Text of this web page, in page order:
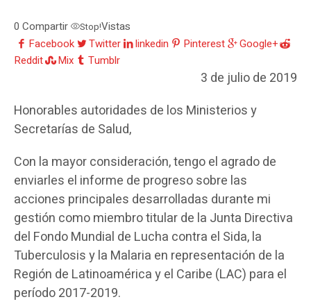
0 Compartir Stop!Vistas
Facebook
Twitter linkedin Pinterest
Google+
Reddit
Mix Tumblr
3 de julio de 2019
Honorables autoridades de los Ministerios y
Secretarías de Salud,
Con la mayor consideración, tengo el agrado de
enviarles el informe de progreso sobre las
acciones principales desarrolladas durante mi
gestión como miembro titular de la Junta Directiva
del Fondo Mundial de Lucha contra el Sida, la
Tuberculosis y la Malaria en representación de la
Región de Latinoamérica y el Caribe (LAC) para el
período 2017-2019.